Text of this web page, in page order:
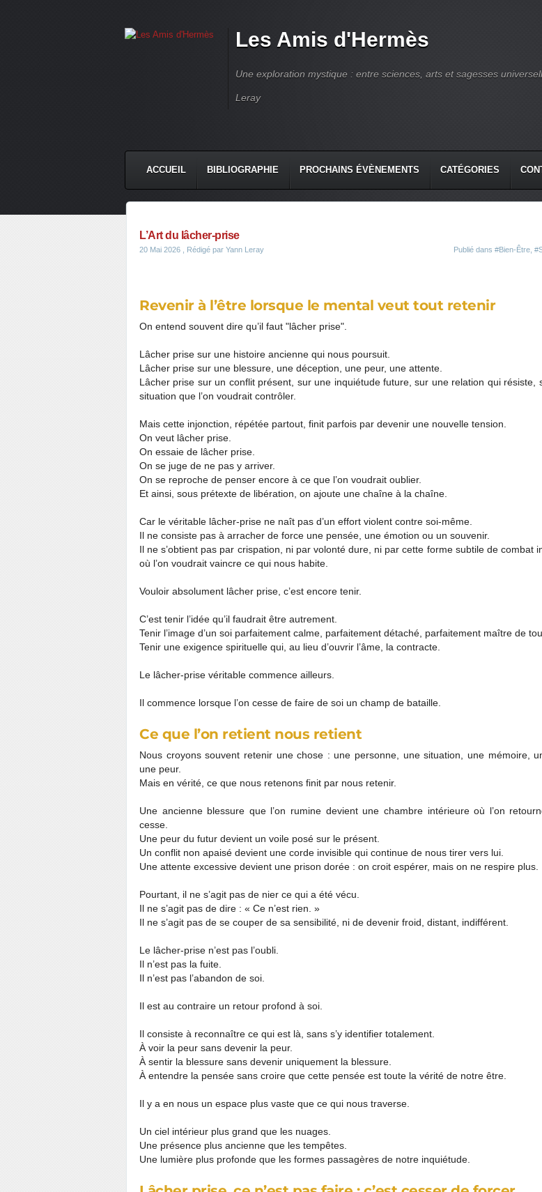
Les Amis d'Hermès
Une exploration mystique : entre sciences, arts et sagesses
Leray
ACCUEIL BIBLIOGRAPHIE PROCHAINS ÉVÈNEMENTS CATÉGORIES
L’Art du lâcher-prise
20 Mai 2026 , Rédigé par Yann Leray Publié dans #Bien-Être
Revenir à l’être lorsque le mental veut tout retenir
On entend souvent dire qu’il faut "lâcher prise".
Lâcher prise sur une histoire ancienne qui nous poursuit.
Lâcher prise sur une blessure, une déception, une peur, une attente.
Lâcher prise sur un conflit présent, sur une inquiétude future, sur une relation qui résiste,
situation que l’on voudrait contrôler.
Mais cette injonction, répétée partout, finit parfois par devenir une nouvelle tension.
On veut lâcher prise.
On essaie de lâcher prise.
On se juge de ne pas y arriver.
On se reproche de penser encore à ce que l’on voudrait oublier.
Et ainsi, sous prétexte de libération, on ajoute une chaîne à la chaîne.
Car le véritable lâcher-prise ne naît pas d’un effort violent contre soi-même.
Il ne consiste pas à arracher de force une pensée, une émotion ou un souvenir.
Il ne s’obtient pas par crispation, ni par volonté dure, ni par cette forme subtile de combat
où l’on voudrait vaincre ce qui nous habite.
Vouloir absolument lâcher prise, c’est encore tenir.
C’est tenir l’idée qu’il faudrait être autrement.
Tenir l’image d’un soi parfaitement calme, parfaitement détaché, parfaitement maître de
Tenir une exigence spirituelle qui, au lieu d’ouvrir l’âme, la contracte.
Le lâcher-prise véritable commence ailleurs.
Il commence lorsque l’on cesse de faire de soi un champ de bataille.
Ce que l’on retient nous retient
Nous croyons souvent retenir une chose : une personne, une situation, une mémoire,
une peur.
Mais en vérité, ce que nous retenons finit par nous retenir.
Une ancienne blessure que l’on rumine devient une chambre intérieure où l’on
cesse.
Une peur du futur devient un voile posé sur le présent.
Un conflit non apaisé devient une corde invisible qui continue de nous tirer vers lui.
Une attente excessive devient une prison dorée : on croit espérer, mais on ne respire plus.
Pourtant, il ne s’agit pas de nier ce qui a été vécu.
Il ne s’agit pas de dire : « Ce n’est rien. »
Il ne s’agit pas de se couper de sa sensibilité, ni de devenir froid, distant, indifférent.
Le lâcher-prise n’est pas l’oubli.
Il n’est pas la fuite.
Il n’est pas l’abandon de soi.
Il est au contraire un retour profond à soi.
Il consiste à reconnaître ce qui est là, sans s’y identifier totalement.
À voir la peur sans devenir la peur.
À sentir la blessure sans devenir uniquement la blessure.
À entendre la pensée sans croire que cette pensée est toute la vérité de notre être.
Il y a en nous un espace plus vaste que ce qui nous traverse.
Un ciel intérieur plus grand que les nuages.
Une présence plus ancienne que les tempêtes.
Une lumière plus profonde que les formes passagères de notre inquiétude.